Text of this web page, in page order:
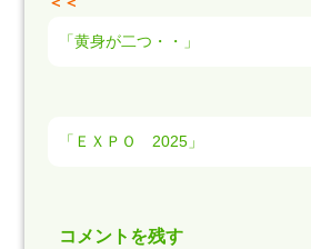
「黄身が二つ・・」
「ＥＸＰＯ 2025」
コメントを残す